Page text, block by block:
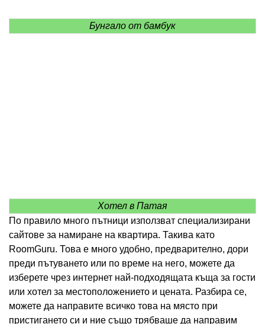
Бунгало от бамбук
Хотел в Патая
По правило много пътници използват специализирани
сайтове за намиране на квартира. Такива като
RoomGuru. Това е много удобно, предварително, дори
преди пътуването или по време на него, можете да
изберете чрез интернет най-подходящата къща за гости
или хотел за местоположението и цената. Разбира се,
можете да направите всичко това на място при
пристигането си и ние също трябваше да направим